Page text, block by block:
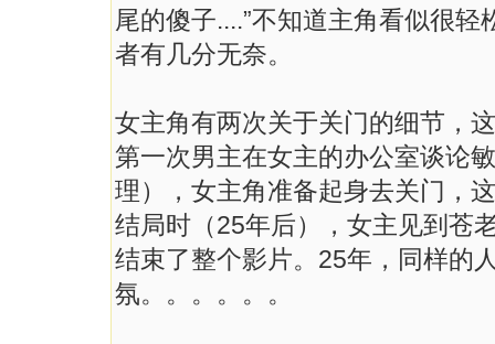
尾的傻子....”不知道主角看似很
者有几分无奈。
女主角有两次关于关门的细节，
第一次男主在女主的办公室谈论
理），女主角准备起身去关门，
结局时（25年后），女主见到苍
结束了整个影片。25年，同样的
氛。。。。。。